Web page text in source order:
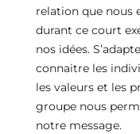
relation que nous
durant ce court
nos idées.
connaitre les
les valeurs et les
groupe nous
notre message.